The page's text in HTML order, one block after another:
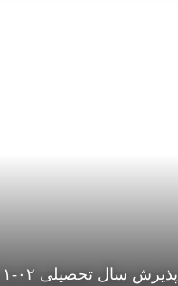
پذیرش سال تحصیلی ۰۲-۱۴۰۱